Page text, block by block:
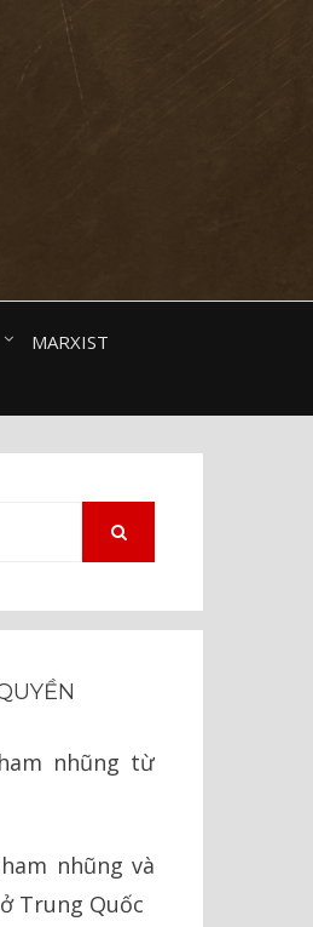
MARXIST⠀
nhũng từ
nhũng và
Trung Quốc